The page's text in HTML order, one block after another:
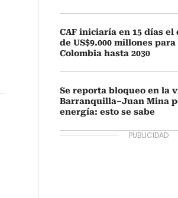
CAF iniciaría en 15 días el
de US$9.000 millones
Colombia hasta 2030
Se reporta bloqueo en la
Barranquilla–Juan Mina
energía: esto se sabe